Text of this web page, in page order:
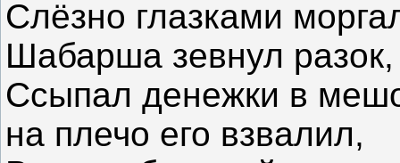
Слёзно глазками
Шабарша зевнул разок,
Ссыпал денежки в
на плечо его взвалил,